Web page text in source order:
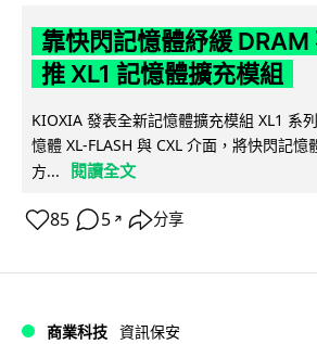
靠快閃記憶體紓緩 DRAM
推 XL1 記憶體擴充模組
KIOXIA 發表全新記憶體擴充模組 XL1 系
憶體 XL-FLASH 與 CXL 介面，將快閃記
方...
閱讀全文
85 5 ↗ 分享
商業科技 資訊保安